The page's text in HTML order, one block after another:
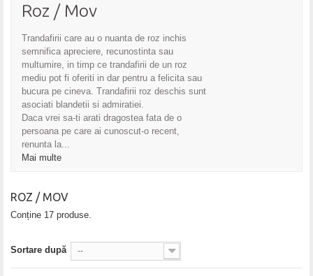
CUTII, COSURI, INIMI FLORI
CADOURI
NUNTA
COLECȚIA ROSALIA SELECT
Roz / Mov
Trandafirii care au o nuanta de roz inchis
semnifica apreciere, recunostinta sau
multumire, in timp ce trandafirii de un roz
mediu pot fi oferiti in dar pentru a felicita sau
bucura pe cineva. Trandafirii roz deschis sunt
asociati blandetii si admiratiei.
Daca vrei sa-ti arati dragostea fata de o
persoana pe care ai cunoscut-o recent,
renunta la...
Mai multe
ROZ / MOV
Conține 17 produse.
Sortare după --